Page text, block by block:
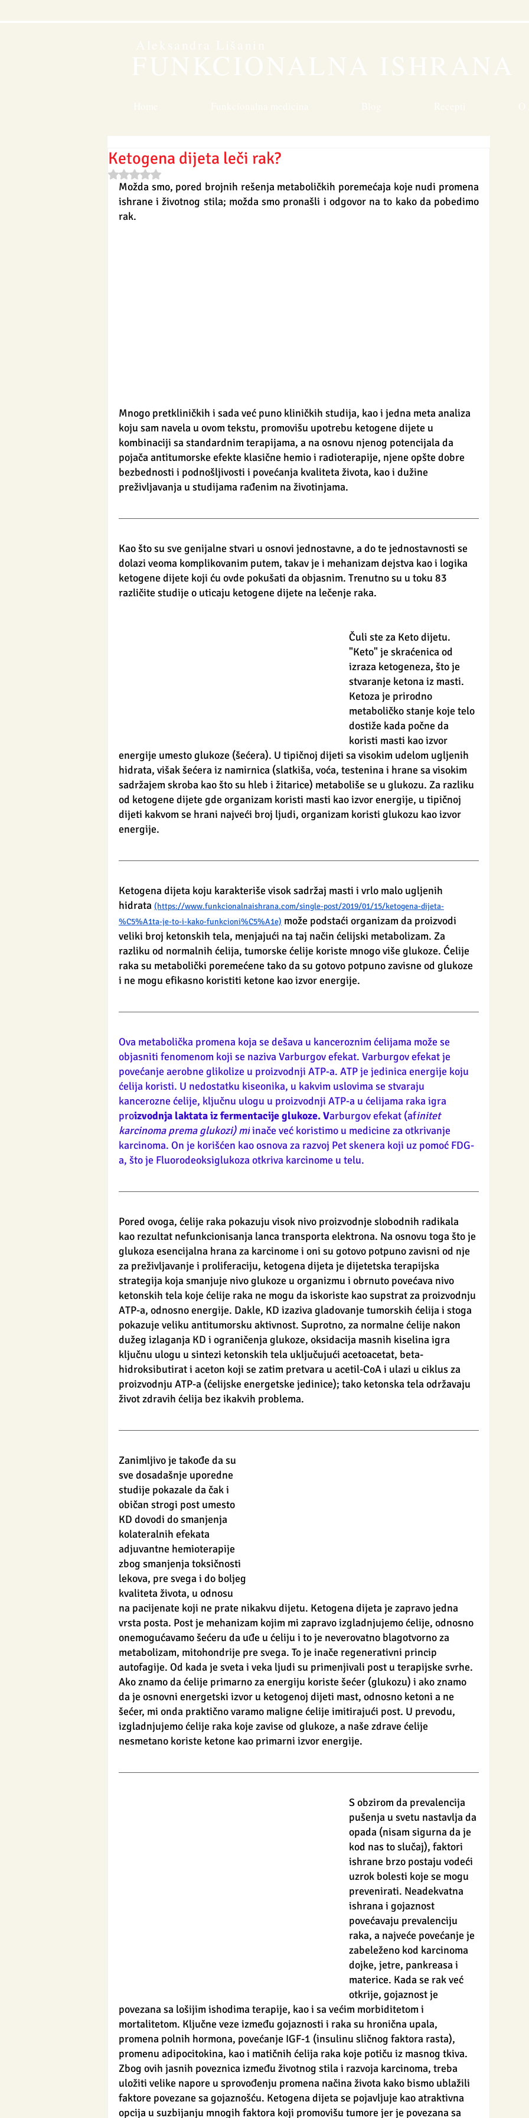
Ketogena dijeta leči rak?
Rated NaN out of 5 stars.
Možda smo, pored brojnih rešenja metaboličkih poremećaja koje nudi promena
ishrane i životnog stila; možda smo pronašli i odgovor na to kako da pobedimo
rak.
Mnogo pretkliničkih i sada već puno kliničkih studija, kao i jedna meta analiza
koju sam navela u ovom tekstu, promovišu upotrebu ketogene dijete u
kombinaciji sa standardnim terapijama, a na osnovu njenog potencijala da
pojača antitumorske efekte klasične hemio i radioterapije, njene opšte dobre
bezbednosti i podnošljivosti i povećanja kvaliteta života, kao i dužine
preživljavanja u studijama rađenim na životinjama.
Kao što su sve genijalne stvari u osnovi jednostavne, a do te jednostavnosti se
dolazi veoma komplikovanim putem, takav je i mehanizam dejstva kao i logika
ketogene dijete koji ću ovde pokušati da objasnim. Trenutno su u toku 83
različite studije o uticaju ketogene dijete na lečenje raka.
Čuli ste za Keto dijetu.
"Keto" je skraćenica od
izraza ketogeneza, što je
stvaranje ketona iz masti.
Ketoza je prirodno
metaboličko stanje koje telo
dostiže kada počne da
koristi masti kao izvor
energije umesto glukoze (šećera). U tipičnoj dijeti sa visokim udelom ugljenih
hidrata, višak šećera iz namirnica (slatkiša, voća, testenina i hrane sa visokim
sadržajem skroba kao što su hleb i žitarice) metaboliše se u glukozu. Za razliku
od ketogene dijete gde organizam koristi masti kao izvor energije, u tipičnoj
dijeti kakvom se hrani najveći broj ljudi, organizam koristi glukozu kao izvor
energije.
Ketogena dijeta koju karakteriše visok sadržaj masti i vrlo malo ugljenih
hidrata (https://www.funkcionalnaishrana.com/single-post/2019/01/15/ketogena-dijeta-
%C5%A1ta-je-to-i-kako-funkcioni%C5%A1e) može podstaći organizam da proizvodi
veliki broj ketonskih tela, menjajući na taj način ćelijski metabolizam. Za
razliku od normalnih ćelija, tumorske ćelije koriste mnogo više glukoze. Ćelije
raka su metabolički poremećene tako da su gotovo potpuno zavisne od glukoze
i ne mogu efikasno koristiti ketone kao izvor energije.
Ova metabolička promena koja se dešava u kanceroznim ćelijama može se
objasniti fenomenom koji se naziva Varburgov efekat. Varburgov efekat je
povećanje aerobne glikolize u proizvodnji ATP-a. ATP je jedinica energije koju
ćelija koristi. U nedostatku kiseonika, u kakvim uslovima se stvaraju
kancerozne ćelije, ključnu ulogu u proizvodnji ATP-a u ćelijama raka igra
proizvodnja laktata iz fermentacije glukoze. Varburgov efekat (afinitet
karcinoma prema glukozi) mi inače već koristimo u medicine za otkrivanje
karcinoma. On je korišćen kao osnova za razvoj Pet skenera koji uz pomoć FDG-
a, što je Fluorodeoksiglukoza otkriva karcinome u telu.
Pored ovoga, ćelije raka pokazuju visok nivo proizvodnje slobodnih radikala
kao rezultat nefunkcionisanja lanca transporta elektrona. Na osnovu toga što je
glukoza esencijalna hrana za karcinome i oni su gotovo potpuno zavisni od nje
za preživljavanje i proliferaciju, ketogena dijeta je dijetetska terapijska
strategija koja smanjuje nivo glukoze u organizmu i obrnuto povećava nivo
ketonskih tela koje ćelije raka ne mogu da iskoriste kao supstrat za proizvodnju
ATP-a, odnosno energije. Dakle, KD izaziva gladovanje tumorskih ćelija i stoga
pokazuje veliku antitumorsku aktivnost. Suprotno, za normalne ćelije nakon
dužeg izlaganja KD i ograničenja glukoze, oksidacija masnih kiselina igra
ključnu ulogu u sintezi ketonskih tela uključujući acetoacetat, beta-
hidroksibutirat i aceton koji se zatim pretvara u acetil-CoA i ulazi u ciklus za
proizvodnju ATP-a (ćelijske energetske jedinice); tako ketonska tela održavaju
život zdravih ćelija bez ikakvih problema.
Zanimljivo je takođe da su
sve dosadašnje uporedne
studije pokazale da čak i
običan strogi post umesto
KD dovodi do smanjenja
kolateralnih efekata
adjuvantne hemioterapije
zbog smanjenja toksičnosti
lekova, pre svega i do boljeg
kvaliteta života, u odnosu
na pacijenate koji ne prate nikakvu dijetu. Ketogena dijeta je zapravo jedna
vrsta posta. Post je mehanizam kojim mi zapravo izgladnjujemo ćelije, odnosno
onemogućavamo šećeru da uđe u ćeliju i to je neverovatno blagotvorno za
metabolizam, mitohondrije pre svega. To je inače regenerativni princip
autofagije. Od kada je sveta i veka ljudi su primenjivali post u terapijske svrhe.
Ako znamo da ćelije primarno za energiju koriste šećer (glukozu) i ako znamo
da je osnovni energetski izvor u ketogenoj dijeti mast, odnosno ketoni a ne
šećer, mi onda praktično varamo maligne ćelije imitirajući post. U prevodu,
izgladnjujemo ćelije raka koje zavise od glukoze, a naše zdrave ćelije
nesmetano koriste ketone kao primarni izvor energije.
S obzirom da prevalencija
pušenja u svetu nastavlja da
opada (nisam sigurna da je
kod nas to slučaj), faktori
ishrane brzo postaju vodeći
uzrok bolesti koje se mogu
prevenirati. Neadekvatna
ishrana i gojaznost
povećavaju prevalenciju
raka, a najveće povećanje je
zabeleženo kod karcinoma
dojke, jetre, pankreasa i
materice. Kada se rak već
otkrije, gojaznost je
povezana sa lošijim ishodima terapije, kao i sa većim morbiditetom i
mortalitetom. Ključne veze između gojaznosti i raka su hronična upala,
promena polnih hormona, povećanje IGF-1 (insulinu sličnog faktora rasta),
promenu adipocitokina, kao i matičnih ćelija raka koje potiču iz masnog tkiva.
Zbog ovih jasnih poveznica između životnog stila i razvoja karcinoma, treba
uložiti velike napore u sprovođenju promena načina života kako bismo ublažili
faktore povezane sa gojaznošću. Ketogena dijeta se pojavljuje kao atraktivna
opcija u suzbijanju mnogih faktora koji promovišu tumore jer je povezana sa